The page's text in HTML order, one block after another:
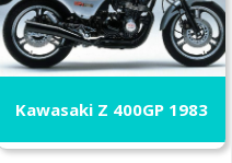
Kawasaki Z 400GP 1983